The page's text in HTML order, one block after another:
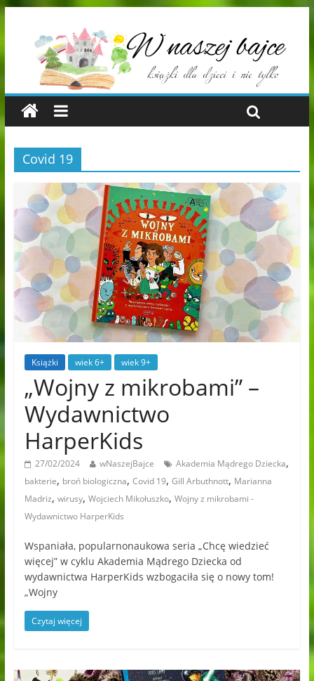
Covid 19
Książki wiek 6+ wiek 9+
„Wojny z mikrobami” –
Wydawnictwo
HarperKids
27/02/2024 wNaszejBajce Akademia Mądrego Dziecka,
bakterie, broń biologiczna, Covid 19, Gill Arbuthnott, Marianna
Madriz, wirusy, Wojciech Mikołuszko, Wojny z mikrobami -
Wydawnictwo HarperKids
Wspaniała, popularnonaukowa seria „Chcę wiedzieć
więcej” w cyklu Akademia Mądrego Dziecka od
wydawnictwa HarperKids wzbogaciła się o nowy tom!
„Wojny
Czytaj więcej